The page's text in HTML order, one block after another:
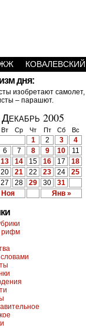
КОВАЛЕВСКИЙ
дня:
изобретают самолет,
– парашют.
Декабрь 2005
Вт Ср Чт Пт Сб Вс
Ноя Янв »
1 2 3
4
6 7 8 9 10
11
13 14 15 16 17
18
20 21 22 23 24
25
27 28 29 30 31
рифм